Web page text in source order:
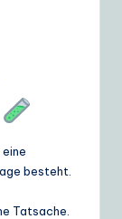
besteht.
Tatsache.